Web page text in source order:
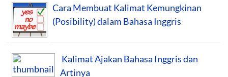
Cara Membuat Kalimat Kemungkinan
(Posibility) dalam Bahasa Inggris
Kalimat Ajakan Bahasa Inggris dan
Artinya